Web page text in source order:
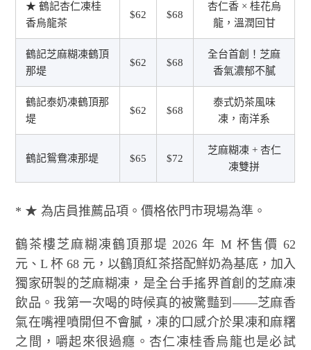
★ 鶴記杏仁凍桂
香烏龍茶
$62 $68
杏仁香 × 桂花烏
龍，溫潤回甘
鶴記芝麻糊凍鶴頂
那堤
$62 $68
全台首創！芝麻
香氣濃郁不膩
鶴記泰奶凍鶴頂那
堤
$62 $68
泰式奶茶風味
凍，南洋系
鶴記鴛鴦凍那堤 $65 $72
芝麻糊凍 + 杏仁
凍雙拼
* ★ 為店員推薦品項。價格依門市現場為準。
鶴茶樓芝麻糊凍鶴頂那堤 2026 年 M 杯售價 62
元、L 杯 68 元，以鶴頂紅茶搭配鮮奶為基底，加入
獨家研製的芝麻糊凍，是全台手搖界首創的芝麻凍
飲品。我第一次喝的時候真的被驚豔到——芝麻香
氣在嘴裡噴開但不會膩，凍的口感介於果凍和麻糬
之間，嚼起來很過癮。杏仁凍桂香烏龍也是必試